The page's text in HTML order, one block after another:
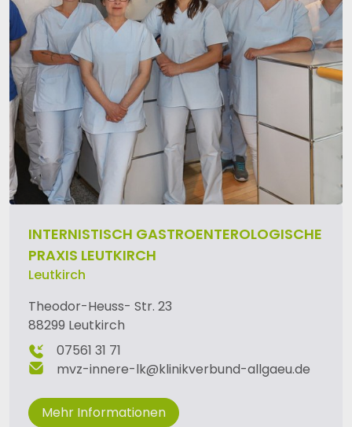
INTERNISTISCH GASTROENTEROLOGISCHE
PRAXIS LEUTKIRCH
Leutkirch
Theodor-Heuss- Str. 23
88299 Leutkirch
07561 31 71
mvz-innere-lk@klinikverbund-allgaeu.de
Mehr Informationen